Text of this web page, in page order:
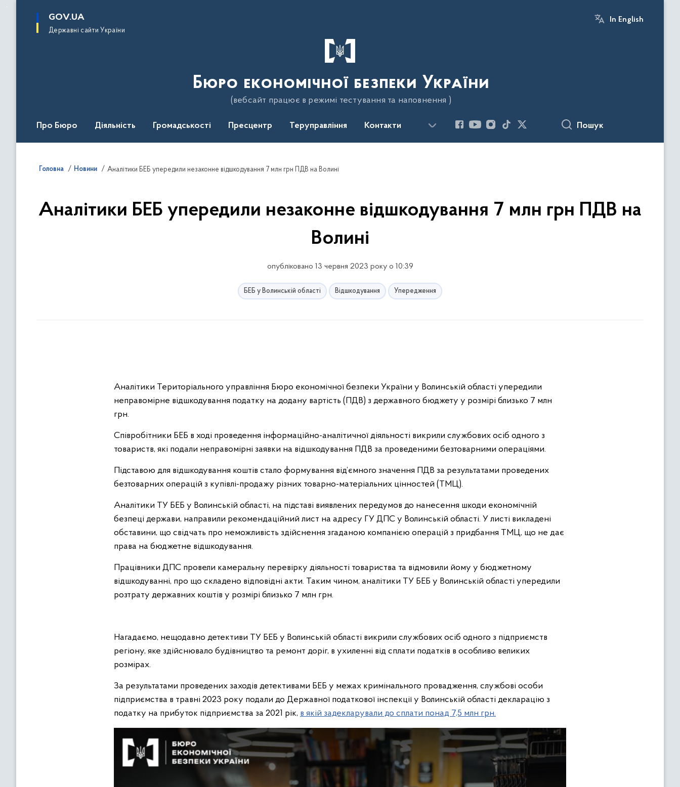
основного
GOV.UA
Державні сайти України
In English
Бюро економічної безпеки України
(вебсайт працює в режимі тестування та наповнення )
Про Бюро Діяльність Громадськості Пресцентр Теруправління Контакти Пошук
Головна Новини Аналітики БЕБ упередили незаконне відшкодування 7 млн грн ПДВ на Волині
Аналітики БЕБ упередили незаконне відшкодування 7 млн грн ПДВ на
Волині
опубліковано 13 червня 2023 року о 10:39
БЕБ у Волинській області Відшкодування Упередження
Аналітики Територіального управління Бюро економічної безпеки України у Волинській області упередили
неправомірне відшкодування податку на додану вартість (ПДВ) з державного бюджету у розмірі близько 7 млн
грн.
Співробітники БЕБ в ході проведення інформаційно-аналітичної діяльності викрили службових осіб одного з
товариств, які подали неправомірні заявки на відшкодування ПДВ за проведеними безтоварними операціями.
Підставою для відшкодування коштів стало формування від’ємного значення ПДВ за результатами проведених
безтоварних операцій з купівлі-продажу різних товарно-матеріальних цінностей (ТМЦ).
Аналітики ТУ БЕБ у Волинській області, на підставі виявлених передумов до нанесення шкоди економічній
безпеці держави, направили рекомендаційний лист на адресу ГУ ДПС у Волинській області. У листі викладені
обставини, що свідчать про неможливість здійснення згаданою компанією операцій з придбання ТМЦ, що не дає
права на бюджетне відшкодування.
Працівники ДПС провели камеральну перевірку діяльності товариства та відмовили йому у бюджетному
відшкодуванні, про що складено відповідні акти. Таким чином, аналітики ТУ БЕБ у Волинській області упередили
розтрату державних коштів у розмірі близько 7 млн грн.
Нагадаємо, нещодавно детективи ТУ БЕБ у Волинській області викрили службових осіб одного з підприємств
регіону, яке здійснювало будівництво та ремонт доріг, в ухиленні від сплати податків в особливо великих
розмірах.
За результатами проведених заходів детективами БЕБ у межах кримінального провадження, службові особи
підприємства в травні 2023 року подали до Державної податкової інспекції у Волинській області декларацію з
податку на прибуток підприємства за 2021 рік, в якій задекларували до сплати понад 7,5 млн грн.